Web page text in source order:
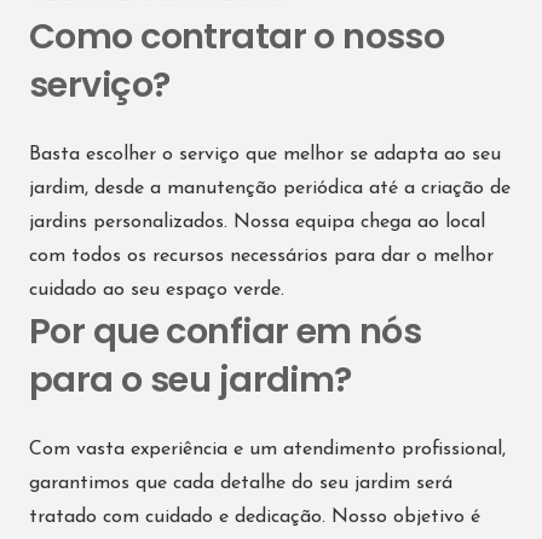
Como contratar o nosso
serviço?
Basta escolher o serviço que melhor se adapta ao seu
jardim, desde a manutenção periódica até a criação de
jardins personalizados. Nossa equipa chega ao local
com todos os recursos necessários para dar o melhor
cuidado ao seu espaço verde.
Por que confiar em nós
para o seu jardim?
Com vasta experiência e um atendimento profissional,
garantimos que cada detalhe do seu jardim será
tratado com cuidado e dedicação. Nosso objetivo é